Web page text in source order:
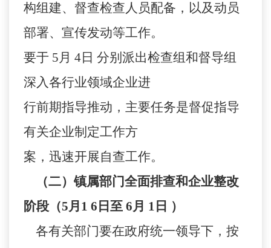
构组建、督查检查人员配备，以及动员
部署、宣传发动等工作。
要于 5月 4日 分别派出检查组和督导组
深入各行业领域企业进
行前期指导推动，主要任务是督促指导
有关企业制定工作方
案，迅速开展自查工作。
（二）镇属部门全面排查和企业整改
阶段（5月 1 6 日至 6月 1 日 ）
各有关部门要在政府统一领导下，按